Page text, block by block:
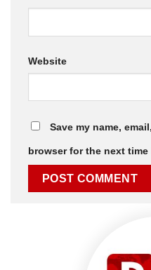
Website
Save my name,
browser for the next time